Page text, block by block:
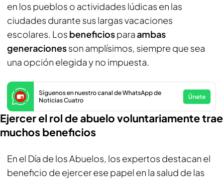
en los pueblos o actividades lúdicas en las
ciudades durante sus largas vacaciones
escolares. Los beneficiosparaambas
generacionesson amplísimos, siempre que sea
una opción elegida y no impuesta.
Síguenos en nuestro canal de WhatsApp de
Noticias Cuatro
Únete
Ejercer el rol de abuelo voluntariamente trae
muchos beneficios
En el Día de los Abuelos, los expertos destacan el
beneficio de ejercer ese papel en la salud de las